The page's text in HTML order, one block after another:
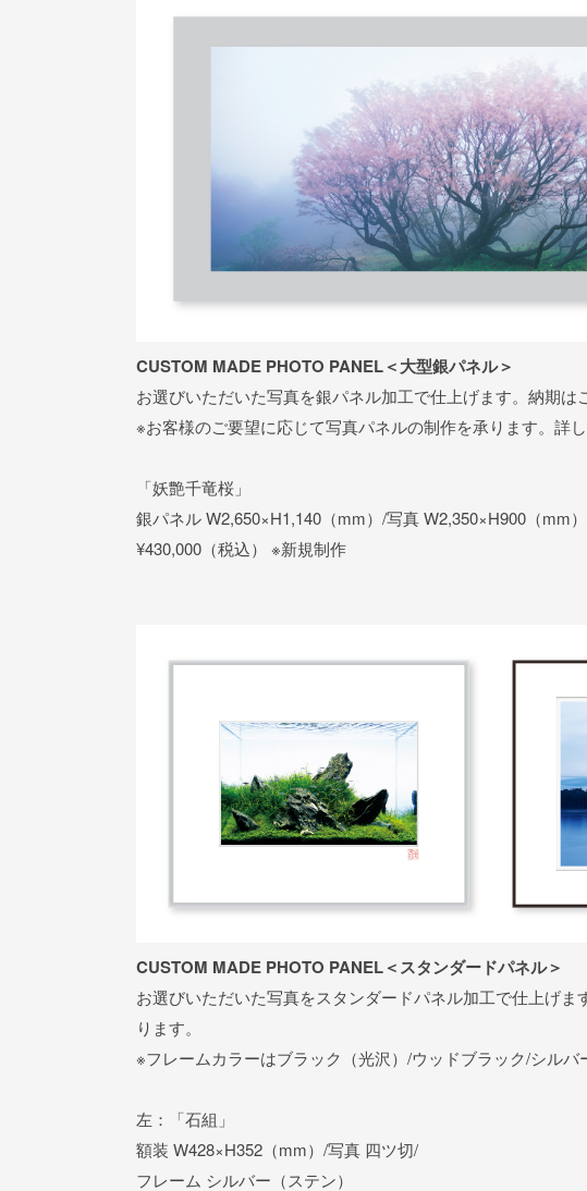
CUSTOM MADE PHOTO PANEL＜大型銀パネル＞
お選びいただいた写真を銀パネル加工で仕上げます。納期
※お客様のご要望に応じて写真パネルの制作を承ります。詳
「妖艶千竜桜」
銀パネル W2,650×H1,140（mm）/写真 W2,350×H900（mm）
¥430,000（税込） ※新規制作
CUSTOM MADE PHOTO PANEL＜スタンダードパネル＞
お選びいただいた写真をスタンダードパネル加工で仕上げ
ります。
※フレームカラーはブラック（光沢）/ウッドブラック/シルバ
左：「石組」
額装 W428×H352（mm）/写真 四ツ切/
フレーム シルバー（ステン）